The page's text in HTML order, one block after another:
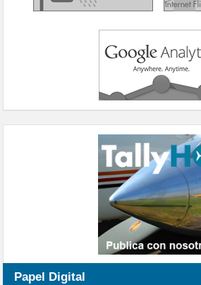
Papel Digital